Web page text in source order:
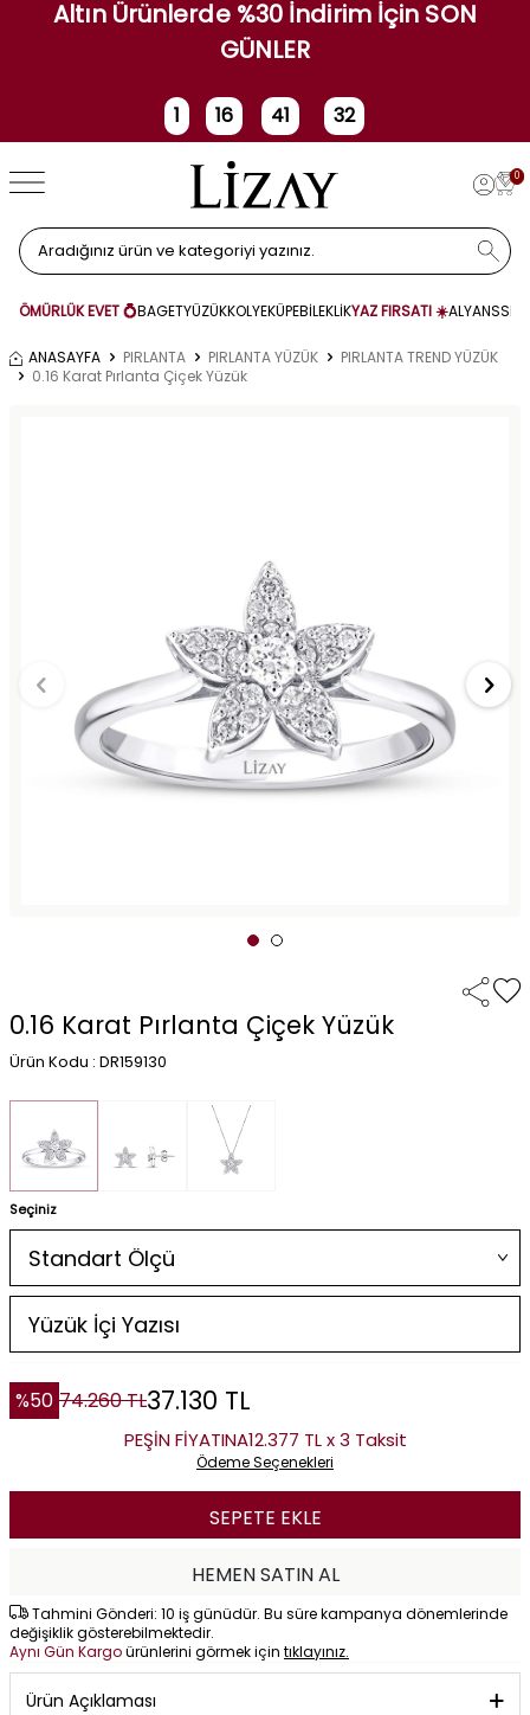
Altın Ürünlerde %30 İndirim İçin SON
GÜNLER
1
Gün
16
Saat
41 32
0
ÖMÜRLÜK EVET 💍BAGETYÜZÜKKOLYEKÜPEBİLEKLİKYAZ FIRSATI ☀️ALYANS
ANASAYFA PIRLANTA PIRLANTA YÜZÜK
PIRLANTA TREND YÜZÜK
0.16 Karat Pırlanta Çiçek Yüzük
0.16 Karat Pırlanta Çiçek Yüzük
Ürün Kodu : DR159130
Seçiniz
%50 74.260TL37.130 TL
PEŞİN FİYATINA12.377 TL x 3 Taksit
Ödeme Seçenekleri
SEPETE EKLE
HEMEN SATIN AL
Tahmini Gönderi: 10 iş günüdür. Bu süre kampanya dönemlerinde
değişiklik gösterebilmektedir.
Aynı Gün Kargoürünlerini görmek için tıklayınız.
Ürün Açıklaması